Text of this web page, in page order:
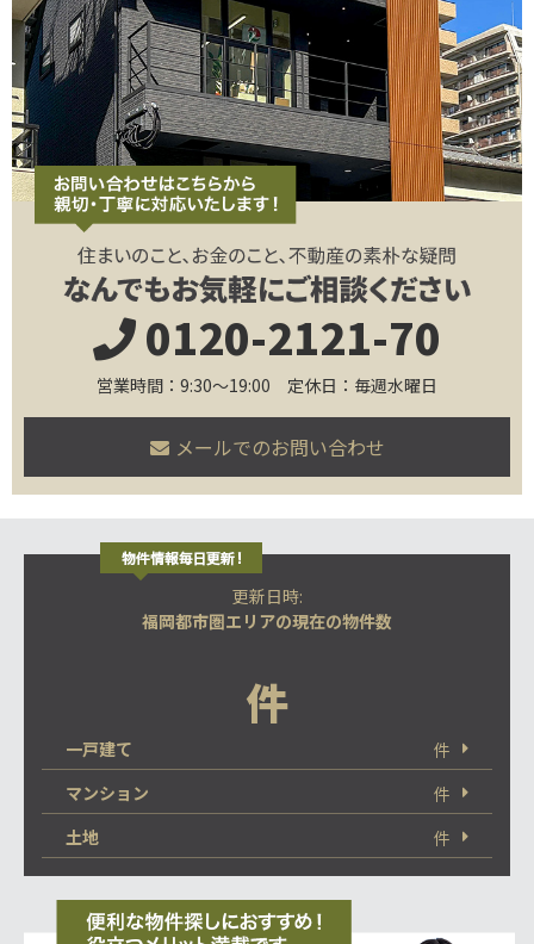
0120-2121-70
営業時間：9:30～19:00 定休日：毎週水曜日
メールでのお問い合わせ
更新日時:
福岡都市圏エリアの現在の物件数
件
一戸建て
件
マンション
件
土地
件